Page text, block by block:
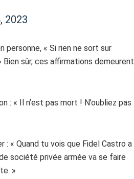
2023
personne, « Si rien ne sort sur
sûr, ces affirmations demeurent
: « Il n’est pas mort ! N’oubliez pas
« Quand tu vois que Fidel Castro a
société privée armée va se faire
»